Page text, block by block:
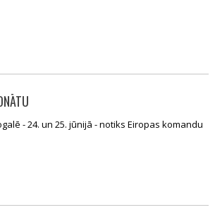
- 24. un 25. jūnijā - notiks Eiropas komandu